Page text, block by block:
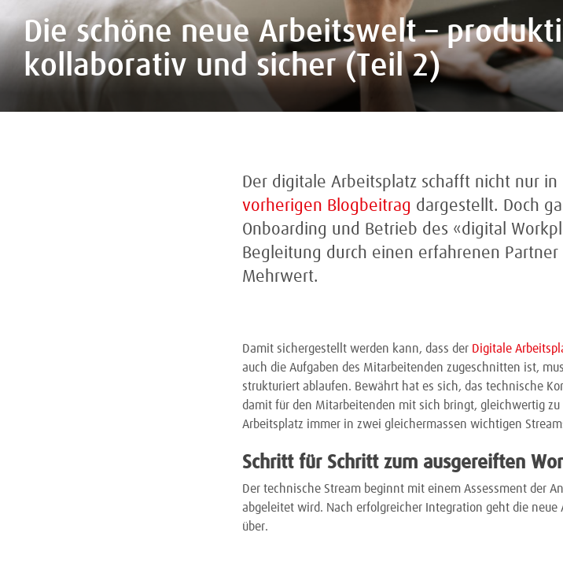
Die schöne neue Arbeitswelt –
kollaborativ und sicher (Teil 2)
Der digitale Arbeitsplatz schafft nicht nur
vorherigen Blogbeitrag dargestellt. Doch
Onboarding und Betrieb des «digital
Begleitung durch einen erfahrenen
Mehrwert.
Damit sichergestellt werden kann, dass der Digitale
auch die Aufgaben des Mitarbeitenden zugeschnitten ist,
strukturiert ablaufen. Bewährt hat es sich, das technische
damit für den Mitarbeitenden mit sich bringt, gleichwertig
Arbeitsplatz immer in zwei gleichermassen wichtigen
Schritt für Schritt zum ausgereiften
Der technische Stream beginnt mit einem Assessment der
abgeleitet wird. Nach erfolgreicher Integration geht die
über.